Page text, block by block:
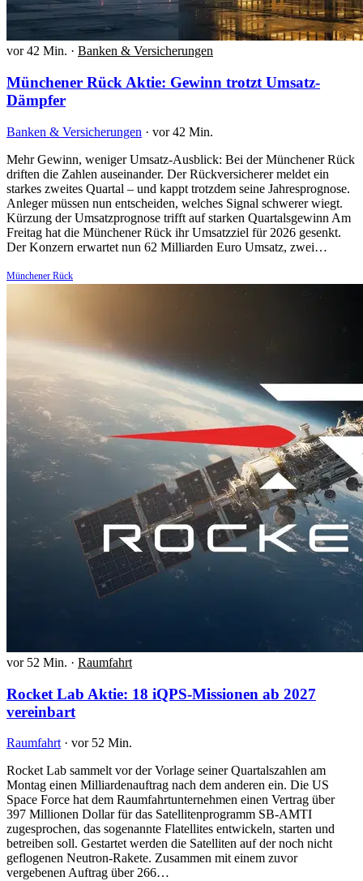
vor 42 Min. · Banken & Versicherungen
Münchener Rück Aktie: Gewinn trotzt Umsatz-
Dämpfer
Banken & Versicherungen · vor 42 Min.
Mehr Gewinn, weniger Umsatz-Ausblick: Bei der Münchener Rück
driften die Zahlen auseinander. Der Rückversicherer meldet ein
starkes zweites Quartal – und kappt trotzdem seine Jahresprognose.
Anleger müssen nun entscheiden, welches Signal schwerer wiegt.
Kürzung der Umsatzprognose trifft auf starken Quartalsgewinn Am
Freitag hat die Münchener Rück ihr Umsatzziel für 2026 gesenkt.
Der Konzern erwartet nun 62 Milliarden Euro Umsatz, zwei…
Münchener Rück
vor 52 Min. · Raumfahrt
Rocket Lab Aktie: 18 iQPS-Missionen ab 2027
vereinbart
Raumfahrt · vor 52 Min.
Rocket Lab sammelt vor der Vorlage seiner Quartalszahlen am
Montag einen Milliardenauftrag nach dem anderen ein. Die US
Space Force hat dem Raumfahrtunternehmen einen Vertrag über
397 Millionen Dollar für das Satellitenprogramm SB-AMTI
zugesprochen, das sogenannte Flatellites entwickeln, starten und
betreiben soll. Gestartet werden die Satelliten auf der noch nicht
geflogenen Neutron-Rakete. Zusammen mit einem zuvor
vergebenen Auftrag über 266…